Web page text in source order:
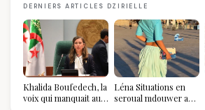
DERNIERS ARTICLES DZIRIELLE
Khalida Boufedech, la
voix qui manquait au
Léna Situations en
seroual mdouwer au